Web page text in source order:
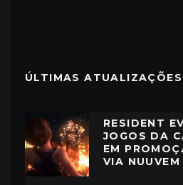
ÚLTIMAS ATUALIZAÇÕES
RESIDENT
JOGOS DA
EM
VIA NUUVEM